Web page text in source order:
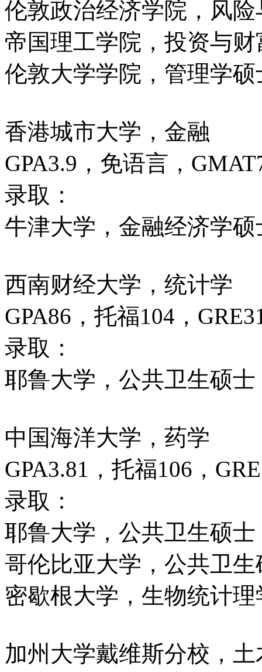
伦敦政治经济学院，风
帝国理工学院，投资与
伦敦大学学院，管理学硕
香港城市大学，金融
GPA3.9，免语言，
录取：
牛津大学，金融经济学硕
西南财经大学，统计学
GPA86，托福104，
录取：
耶鲁大学，公共卫生硕
中国海洋大学，药学
GPA3.81，托福106，
录取：
耶鲁大学，公共卫生硕
哥伦比亚大学，公共卫
密歇根大学，生物统计理
加州大学戴维斯分校，土